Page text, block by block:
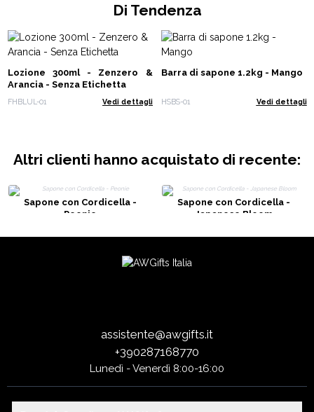
Di Tendenza
Lozione 300ml - Zenzero &
Arancia - Senza Etichetta
FHBLUL-01 Vedi dettagli
Barra di sapone 1.2kg - Mango
HSBS-01 Vedi dettagli
Altri clienti hanno acquistato di recente:
Sapone con Cordicella -
Peonie
Sapone con Cordicella -
Japanese Bloom
assistente@awgifts.it
+390287168770
Lunedì - Venerdì 8:00-16:00